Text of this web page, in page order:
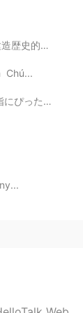
12:36
12:36
てきました🌊 ...
Chú...
王子を結婚した...